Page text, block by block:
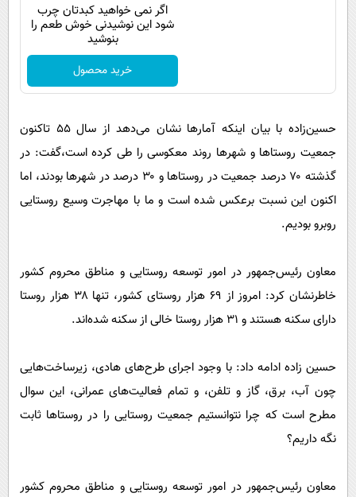
اگر نمی خواهید کبدتان چرب
شود این نوشیدنی خوش طعم را
بنوشید
خرید محصول
حسین‌زاده با بیان اینکه آمارها نشان می‌دهد از سال ۵۵ تاکنون
جمعیت روستاها و شهرها روند معکوسی را طی کرده است،گفت: در
گذشته ۷۰ درصد جمعیت در روستاها و ۳۰ درصد در شهرها بودند، اما
اکنون این نسبت برعکس شده است و ما با مهاجرت وسیع روستایی
روبرو بودیم.
معاون رئیس‌جمهور در امور توسعه روستایی و مناطق محروم کشور
خاطرنشان کرد: امروز از ۶۹ هزار روستای کشور، تنها ۳۸ هزار روستا
دارای سکنه هستند و ۳۱ هزار روستا خالی از سکنه شده‌اند.
حسین زاده ادامه داد: با وجود اجرای طرح‌های هادی، زیرساخت‌هایی
چون آب، برق، گاز و تلفن، و تمام فعالیت‌های عمرانی، این سوال
مطرح است که چرا نتوانستیم جمعیت روستایی را در روستاها ثابت
نگه داریم؟
معاون رئیس‌جمهور در امور توسعه روستایی و مناطق محروم کشور